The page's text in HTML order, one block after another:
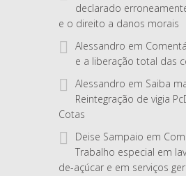
declarado
e o direito a danos morais
Alessandro em
e a liberação total das
Alessandro em Saiba
Reintegração de vigia
Cotas
Deise Sampaio em
Trabalho especial em
de-açúcar e em serviços